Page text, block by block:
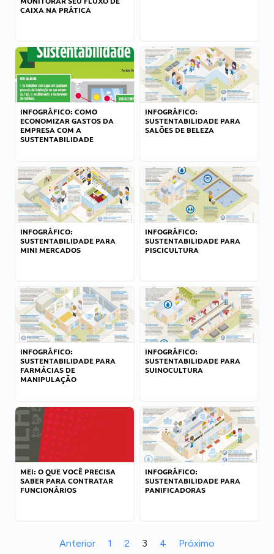
CAIXA NA PRÁTICA
INFOGRÁFICO: COMO
ECONOMIZAR GASTOS DA
EMPRESA COM A
SUSTENTABILIDADE
INFOGRÁFICO:
SUSTENTABILIDADE PARA
SALÕES DE BELEZA
INFOGRÁFICO:
SUSTENTABILIDADE PARA
MINI MERCADOS
INFOGRÁFICO:
SUSTENTABILIDADE PARA
PISCICULTURA
INFOGRÁFICO:
SUSTENTABILIDADE PARA
FARMÁCIAS DE
MANIPULAÇÃO
INFOGRÁFICO:
SUSTENTABILIDADE PARA
SUINOCULTURA
MEI: O QUE VOCÊ PRECISA
SABER PARA CONTRATAR
FUNCIONÁRIOS
INFOGRÁFICO:
SUSTENTABILIDADE PARA
PANIFICADORAS
Anterior 1 2 3 4 Próximo